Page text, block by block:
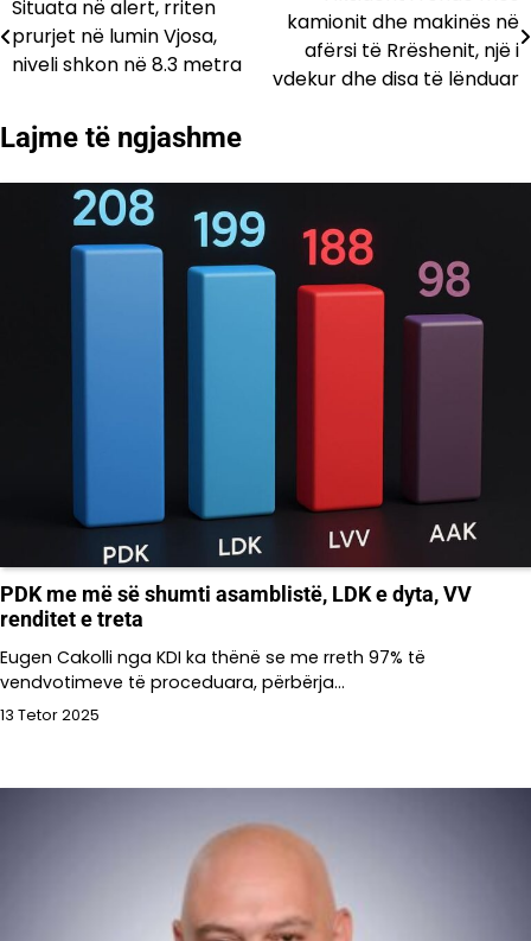
te
Situata në alert, rriten
prurjet në lumin Vjosa,
niveli shkon në 8.3 metra
kamionit dhe makinës në
afërsi të Rrëshenit, një i
vdekur dhe disa të lënduar
Lajme të ngjashme
PDK me më së shumti asamblistë, LDK e dyta, VV
renditet e treta
Eugen Cakolli nga KDI ka thënë se me rreth 97% të
vendvotimeve të proceduara, përbërja…
13 Tetor 2025